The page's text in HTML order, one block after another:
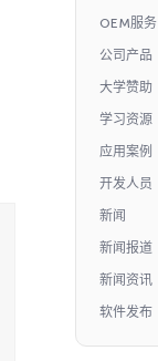
OEM服务
公司产品
大学赞助
学习资源
应用案例
开发人员
新闻
新闻报道
新闻资讯
软件发布